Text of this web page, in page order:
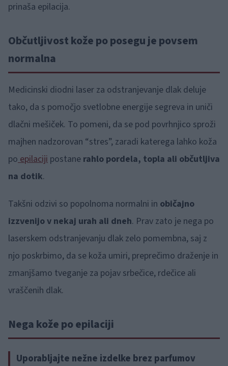
prinaša epilacija.
Občutljivost kože po posegu je povsem
normalna
Medicinski diodni laser za odstranjevanje dlak deluje
tako, da s pomočjo svetlobne energije segreva in uniči
dlačni mešiček. To pomeni, da se pod povrhnjico sproži
majhen nadzorovan “stres”, zaradi katerega lahko koža
poepilaciji postane rahlo pordela, topla ali občutljiva
na dotik.
Takšni odzivi so popolnoma normalni in običajno
izzvenijo v nekaj urah ali dneh. Prav zato je nega po
laserskem odstranjevanju dlak zelo pomembna, saj z
njo poskrbimo, da se koža umiri, preprečimo draženje in
zmanjšamo tveganje za pojav srbečice, rdečice ali
vraščenih dlak.
Nega kože po epilaciji
Uporabljajte nežne izdelke brez parfumov